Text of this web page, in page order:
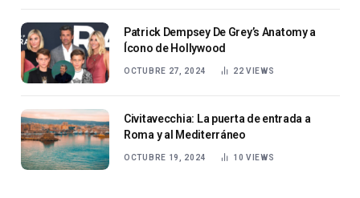
Patrick Dempsey De Grey’s Anatomy a
Ícono de Hollywood
OCTUBRE 27, 2024 22VIEWS
Civitavecchia: La puerta de entrada a
Roma y al Mediterráneo
OCTUBRE 19, 2024 10VIEWS